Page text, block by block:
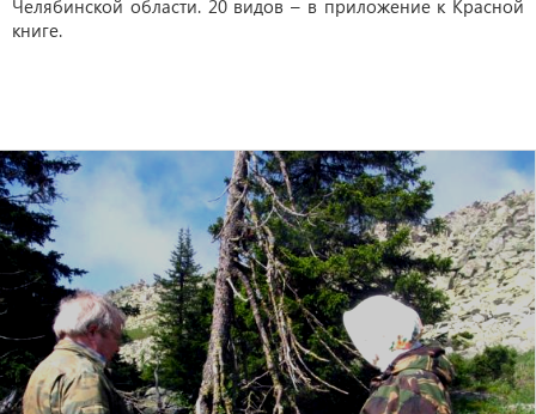
Челябинской области. 20 видов – в приложение к Красной
книге.